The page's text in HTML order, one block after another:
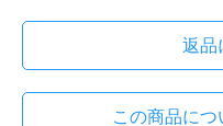
返品
この商品に